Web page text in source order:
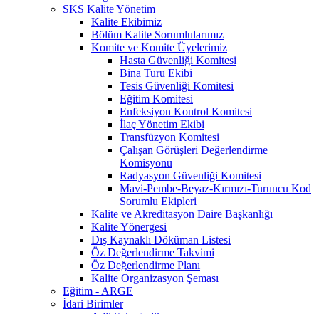
SKS Kalite Yönetim
Kalite Ekibimiz
Bölüm Kalite Sorumlularımız
Komite ve Komite Üyelerimiz
Hasta Güvenliği Komitesi
Bina Turu Ekibi
Tesis Güvenliği Komitesi
Eğitim Komitesi
Enfeksiyon Kontrol Komitesi
İlaç Yönetim Ekibi
Transfüzyon Komitesi
Çalışan Görüşleri Değerlendirme
Komisyonu
Radyasyon Güvenliği Komitesi
Mavi-Pembe-Beyaz-Kırmızı-Turuncu Kod
Sorumlu Ekipleri
Kalite ve Akreditasyon Daire Başkanlığı
Kalite Yönergesi
Dış Kaynaklı Döküman Listesi
Öz Değerlendirme Takvimi
Öz Değerlendirme Planı
Kalite Organizasyon Şeması
Eğitim - ARGE
İdari Birimler